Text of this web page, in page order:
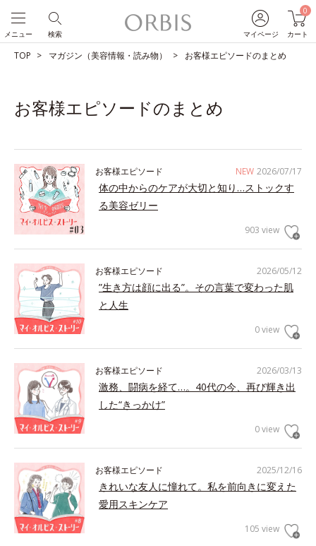
マイページ
0
カート
検索
メニュー
TOP マガジン（美容情報・読み物） お客様エピソードのまとめ
お客様エピソードのまとめ
NEW 2026/07/17
お客様エピソード
体の中からのケアが大切と知り…ストックす
る美容ゼリー
903 view
2026/05/12
お客様エピソード
”生き方は顔に出る”。その言葉で変わった肌
と人生
0 view
2026/03/13
お客様エピソード
激務、闘病を経て…。40代の今、再び輝き出
した“きっかけ”
0 view
2025/12/16
お客様エピソード
きれいな友人に憧れて。私を前向きに変えた
愛用スキンケア
105 view